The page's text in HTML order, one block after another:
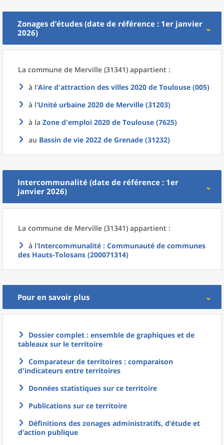
Zonages d’études (date de référence : 1er janvier
2026)
La commune de Merville (31341) appartient :
à l'Aire d'attraction des villes 2020 de Toulouse (005)
à l'Unité urbaine 2020 de Merville (31203)
à la Zone d'emploi 2020 de Toulouse (7625)
au Bassin de vie 2022 de Grenade (31232)
Intercommunalité (date de référence : 1er
janvier 2026)
La commune de Merville (31341) appartient :
à l'Intercommunalité : Communauté de communes
des Hauts-Tolosans (200071314)
Pour en savoir plus
Dossier complet : ensemble de graphiques et de
tableaux sur le territoire
Comparateur de territoires : comparaison
d'indicateurs entre territoires
Données statistiques sur ce territoire
Publications sur ce territoire
Définitions des zonages administratifs, d’étude et
d’action publique